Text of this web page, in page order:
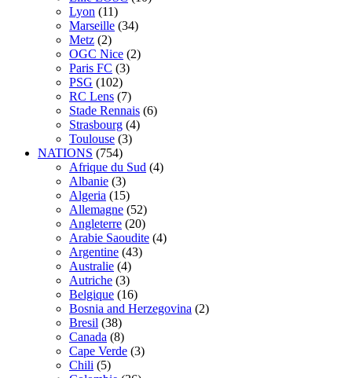
Lyon (11)
Marseille (34)
Metz (2)
OGC Nice (2)
Paris FC (3)
PSG (102)
RC Lens (7)
Stade Rennais (6)
Strasbourg (4)
Toulouse (3)
NATIONS (754)
Afrique du Sud (4)
Albanie (3)
Algeria (15)
Allemagne (52)
Angleterre (20)
Arabie Saoudite (4)
Argentine (43)
Australie (4)
Autriche (3)
Belgique (16)
Bosnia and Herzegovina (2)
Bresil (38)
Canada (8)
Cape Verde (3)
Chili (5)